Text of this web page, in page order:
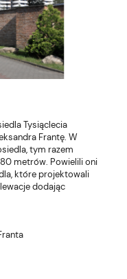
Tysiąclecia
Frantę. W
tym razem
metrów. Powielili oni
które projektowali
dodając